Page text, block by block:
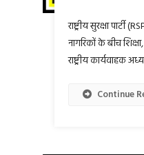
राष्ट्रीय सुरक्षा
नागरिकों के बीच
राष्ट्रीय कार्यवाहक
Continue